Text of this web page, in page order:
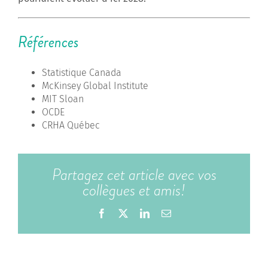
Références
Statistique Canada
McKinsey Global Institute
MIT Sloan
OCDE
CRHA Québec
Partagez cet article avec vos
collègues et amis!
Facebook LinkedInEmail